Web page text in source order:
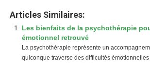
Articles Similaires:
Les bienfaits de la psychothérapie
émotionnel retrouvé
La psychothérapie représente un
quiconque traverse des difficultés